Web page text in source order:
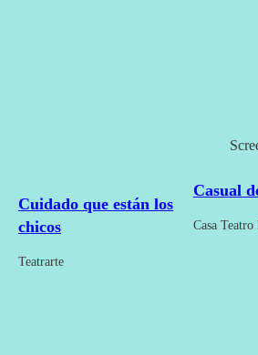
Cuidado que están los
chicos
Teatrarte
Casual
Casa